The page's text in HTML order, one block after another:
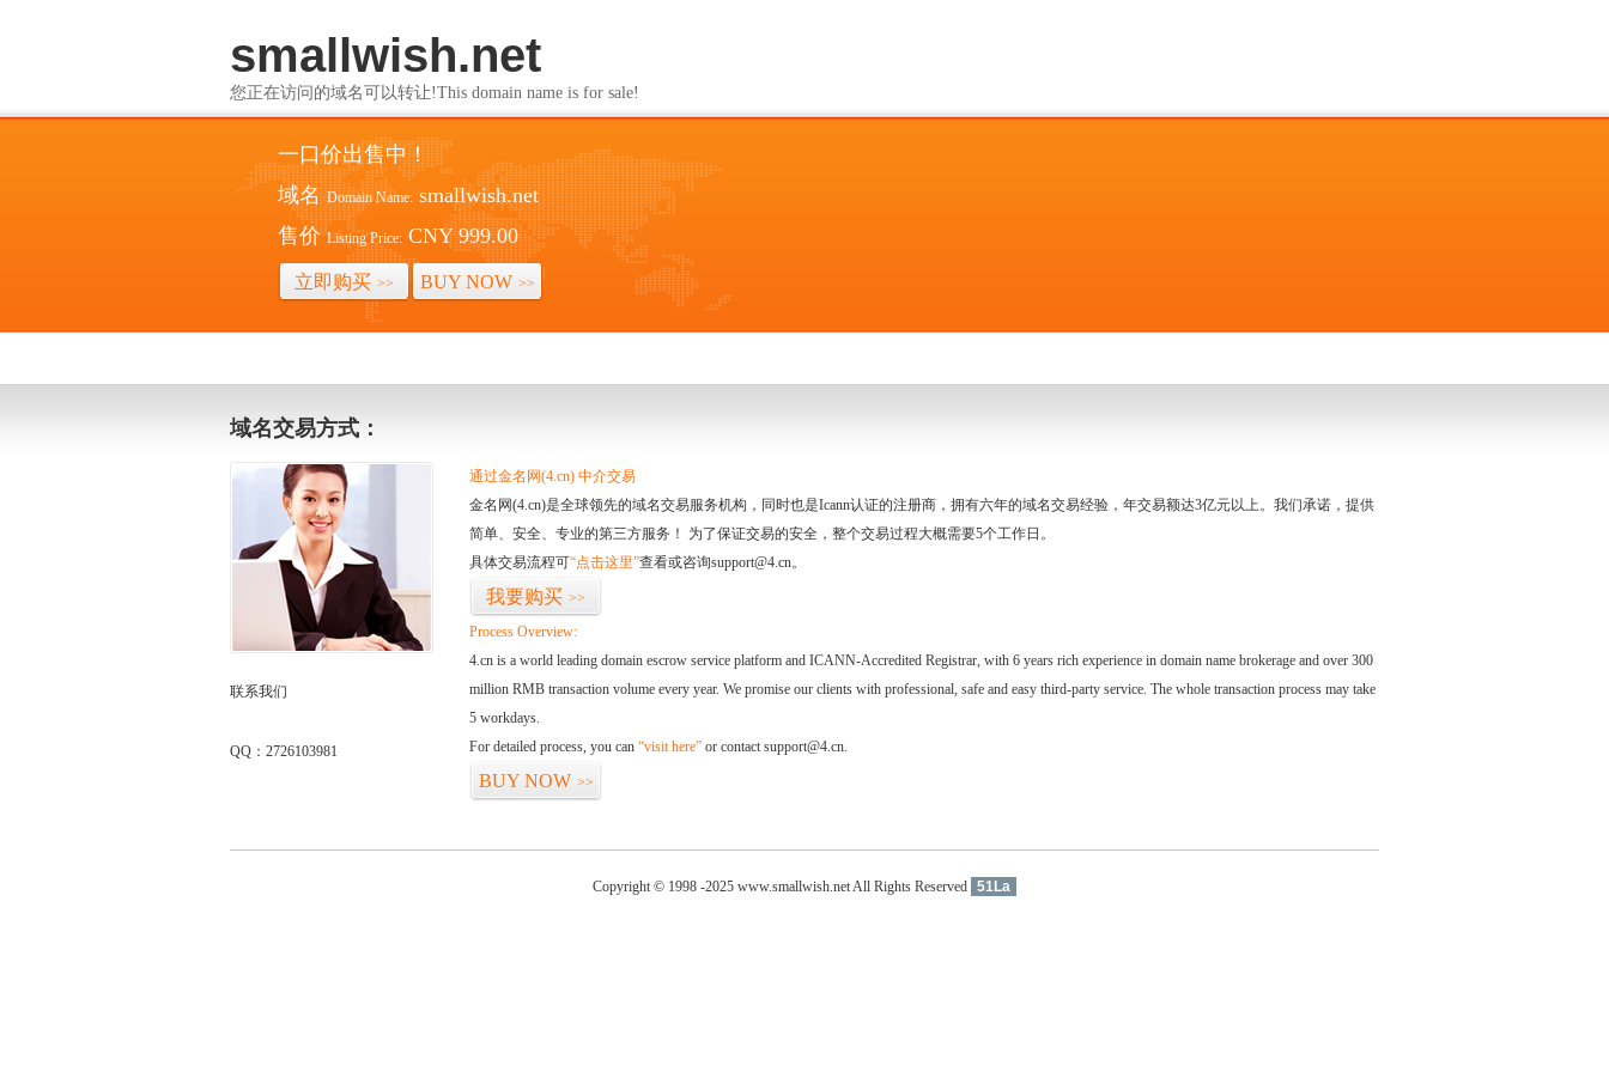
smallwish.net
您正在访问的域名可以转让!This domain name is for sale!
一口价出售中！
域名 Domain Name: smallwish.net
售价 Listing Price: CNY 999.00
立即购买 >> BUY NOW >>
域名交易方式：
联系我们
QQ：2726103981
通过金名网(4.cn) 中介交易
金名网(4.cn)是全球领先的域名交易服务机构，同时也是Icann认证的注册商，拥有六年的域名交易经验，年交易额达3亿元以上。我们承诺，提供
简单、安全、专业的第三方服务！ 为了保证交易的安全，整个交易过程大概需要5个工作日。
具体交易流程可“点击这里”查看或咨询support@4.cn。
我要购买 >>
Process Overview:
4.cn is a world leading domain escrow service platform and ICANN-Accredited Registrar, with 6 years rich experience in domain name brokerage and over 300
million RMB transaction volume every year. We promise our clients with professional, safe and easy third-party service. The whole transaction process may take
5 workdays.
For detailed process, you can “visit here” or contact support@4.cn.
BUY NOW >>
Copyright © 1998 -2025 www.smallwish.net All Rights Reserved 51La